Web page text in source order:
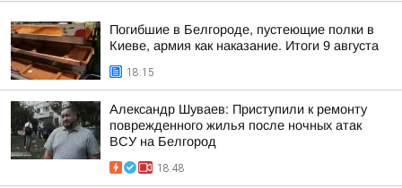
Погибшие в Белгороде, пустеющие полки в
Киеве, армия как наказание. Итоги 9 августа
18:15
Александр Шуваев: Приступили к ремонту
поврежденного жилья после ночных атак
ВСУ на Белгород
18:48